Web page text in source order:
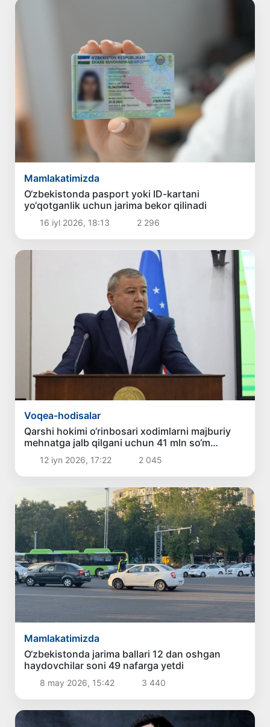
Mamlakatimizda
O‘zbekistonda pasport yoki ID-kartani
yo‘qotganlik uchun jarima bekor qilinadi
16 iyl 2026, 18:13 2 296
Voqea-hodisalar
Qarshi hokimi o‘rinbosari xodimlarni majburiy
mehnatga jalb qilgani uchun 41 mln so‘m
jarimaga tortildi
12 iyn 2026, 17:22 2 045
Mamlakatimizda
O‘zbekistonda jarima ballari 12 dan oshgan
haydovchilar soni 49 nafarga yetdi
8 may 2026, 15:42 3 440